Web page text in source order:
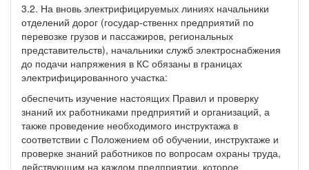
3.2. На вновь электрифицируемых линиях начальники
отделений дорог (государ-ственнх предприятий по
перевозке грузов и пассажиров, региональных
представительств), начальники служб электроснабжения
до подачи напряжения в КС обязаны в границах
электрифицированного участка:
обеспечить изучение настоящих Правил и проверку
знаний их работниками предприятий и организаций, а
также проведение необходимого инструктажа в
соответствии с Положением об обучении, инструктаже и
проверке знаний работников по вопросам охраны труда,
действующим на каждом предприятии, которое